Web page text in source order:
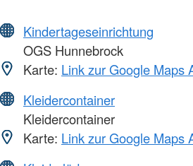
Kindertageseinrichtung
OGS Hunnebrock
Karte: Link zur Google Maps
Kleidercontainer
Kleidercontainer
Karte: Link zur Google Maps